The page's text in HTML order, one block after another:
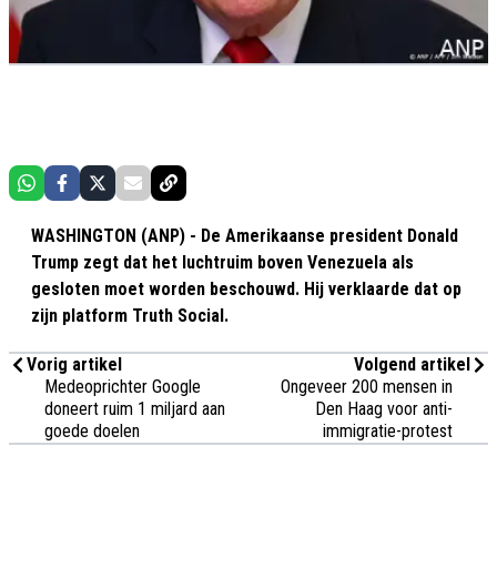
WASHINGTON (ANP) - De Amerikaanse president Donald
Trump zegt dat het luchtruim boven Venezuela als
gesloten moet worden beschouwd. Hij verklaarde dat op
zijn platform Truth Social.
Vorig artikel
Medeoprichter Google
doneert ruim 1 miljard aan
goede doelen
Volgend artikel
Ongeveer 200 mensen in
Den Haag voor anti-
immigratie-protest